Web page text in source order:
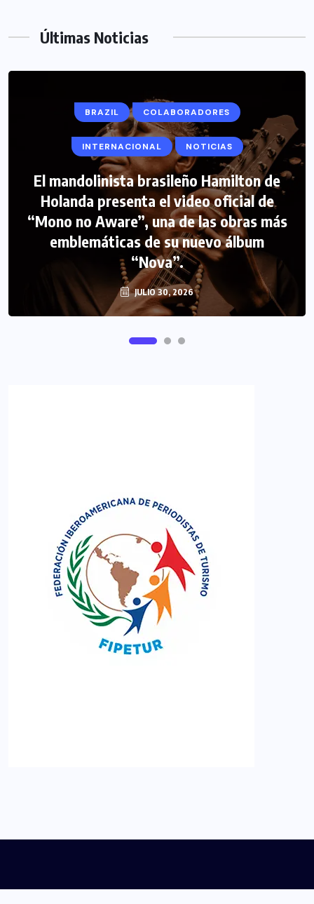
Últimas Noticias
BRAZIL COLABORADORES
INTERNACIONAL NOTICIAS
El mandolinista brasileño Hamilton de
Holanda presenta el video oficial de
“Mono no Aware”, una de las obras más
emblemáticas de su nuevo álbum
“Nova”.
JULIO 30, 2026